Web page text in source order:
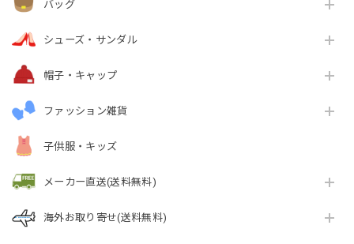
バッグ
シューズ・サンダル
帽子・キャップ
ファッション雑貨
子供服・キッズ
メーカー直送(送料無料)
海外お取り寄せ(送料無料)